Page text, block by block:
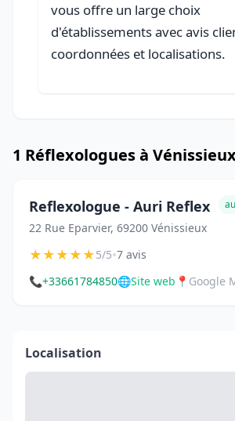
vous offre un large choix
d'établissements avec avis
coordonnées et localisations.
1 Réflexologues à
Reflexologue - Auri Reflex
22 Rue Eparvier, 69200 Vénissieux
★★★★★5/5•7 avis
📞+33661784850🌐Site web 📍 Google
Localisation